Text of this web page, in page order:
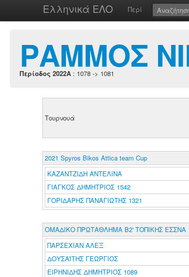
Ελληνικά ΕΛΟ Περί
ΡΑΜΜΟΣ
Περίοδος 2022A : 1078 -> 1081
Τουρνουά
2021 Spyros Bikos Attica team Cup
ΚΑΖΑΝΤΖΙΔΗ ΑΝΤΕΛΙΝΑ
ΓΙΑΓΚΟΣ ΔΗΜΗΤΡΙΟΣ 1542
ΓΟΡΙΔΑΡΗΣ ΠΑΝΑΓΙΩΤΗΣ 1321
ΟΜΑΔΙΚΟ ΠΡΩΤΑΘΛΗΜΑ B2' ΤΟΠΙΚΗΣ ΕΣΣΝΑ
ΠΑΡΣΕΧΙΑΝ ΑΛΕΞ
ΔΟΥΣΑΪΤΗΣ ΓΕΩΡΓΙΟΣ
ΕΙΡΗΝΙΔΗΣ ΔΗΜΗΤΡΙΟΣ 1089